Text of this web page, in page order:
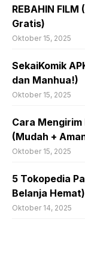
REBAHIN
Gratis)
Oktober 15, 2025
SekaiKomik
dan Manhua!)
Oktober 15, 2025
Cara
(Mudah +
Oktober 15, 2025
5 Tokopedia
Belanja Hemat)
Oktober 14, 2025